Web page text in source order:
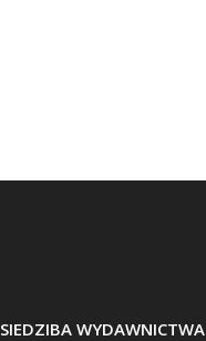
SIEDZIBA WYDAWNICTWA